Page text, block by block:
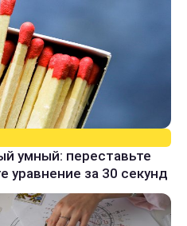
умный: переставьте
уравнение за 30 секунд